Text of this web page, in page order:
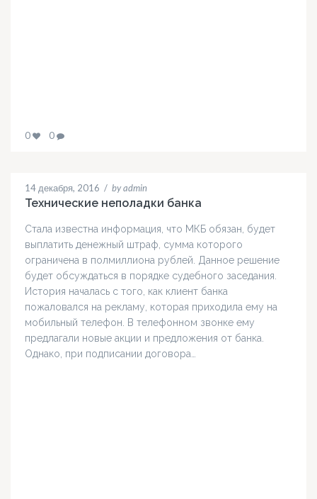
0 0
14 декабря, 2016 / by admin
Технические неполадки банка
Стала известна информация, что МКБ обязан, будет
выплатить денежный штраф, сумма которого
ограничена в полмиллиона рублей. Данное решение
будет обсуждаться в порядке судебного заседания.
История началась с того, как клиент банка
пожаловался на рекламу, которая приходила ему на
мобильный телефон. В телефонном звонке ему
предлагали новые акции и предложения от банка.
Однако, при подписании договора…